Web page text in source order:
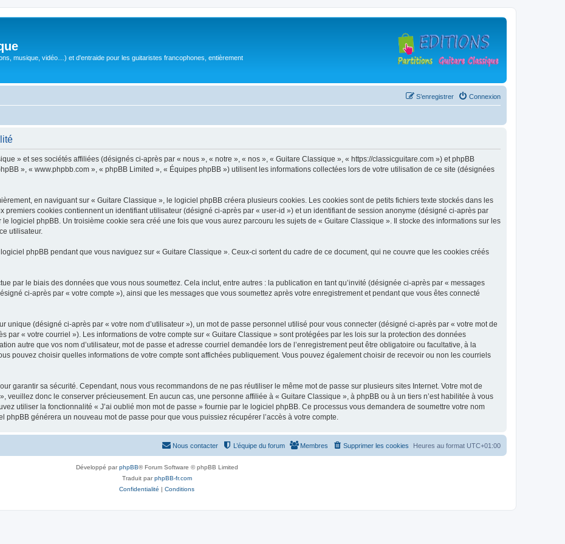
musique, vidéo…) et d'entraide pour les guitaristes francophones, entièrement
Connexion
S’enregistrer
» et ses sociétés affiliées (désignés ci-après par « nous », « notre », « nos », « Guitare Classique », « https://classicguitare.com ») et phpBB
», « www.phpbb.com », « phpBB Limited », « Équipes phpBB ») utilisent les informations collectées lors de votre utilisation de ce site (désignées
en naviguant sur « Guitare Classique », le logiciel phpBB créera plusieurs cookies. Les cookies sont de petits fichiers texte stockés dans les
premiers cookies contiennent un identifiant utilisateur (désigné ci-après par « user-id ») et un identifiant de session anonyme (désigné ci-après par
logiciel phpBB. Un troisième cookie sera créé une fois que vous aurez parcouru les sujets de « Guitare Classique ». Il stocke des informations sur les
utilisateur.
phpBB pendant que vous naviguez sur « Guitare Classique ». Ceux-ci sortent du cadre de ce document, qui ne couvre que les cookies créés
par le biais des données que vous nous soumettez. Cela inclut, entre autres : la publication en tant qu’invité (désignée ci-après par « messages
ci-après par « votre compte »), ainsi que les messages que vous soumettez après votre enregistrement et pendant que vous êtes connecté
unique (désigné ci-après par « votre nom d’utilisateur »), un mot de passe personnel utilisé pour vous connecter (désigné ci-après par « votre mot de
par « votre courriel »). Les informations de votre compte sur « Guitare Classique » sont protégées par les lois sur la protection des données
autre que vos nom d’utilisateur, mot de passe et adresse courriel demandée lors de l’enregistrement peut être obligatoire ou facultative, à la
pouvez choisir quelles informations de votre compte sont affichées publiquement. Vous pouvez également choisir de recevoir ou non les courriels
garantir sa sécurité. Cependant, nous vous recommandons de ne pas réutiliser le même mot de passe sur plusieurs sites Internet. Votre mot de
veuillez donc le conserver précieusement. En aucun cas, une personne affiliée à « Guitare Classique », à phpBB ou à un tiers n’est habilitée à vous
utiliser la fonctionnalité « J’ai oublié mon mot de passe » fournie par le logiciel phpBB. Ce processus vous demandera de soumettre votre nom
phpBB générera un nouveau mot de passe pour que vous puissiez récupérer l’accès à votre compte.
Heures au format UTC+01:00
Supprimer les cookies
Membres
L’équipe du forum
Nous contacter
Développé parphpBB® Forum Software © phpBB Limited
Traduit parphpBB-fr.com
Confidentialité | Conditions